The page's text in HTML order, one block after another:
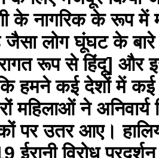
के नागरिक के रूप में
जैसा लोग घूंघट के
रूप से हिंदू] और
हमने कई देशों में कई
महिलाओं ने अनिवार्य
पर उतर आए।
ईरानी विरोध